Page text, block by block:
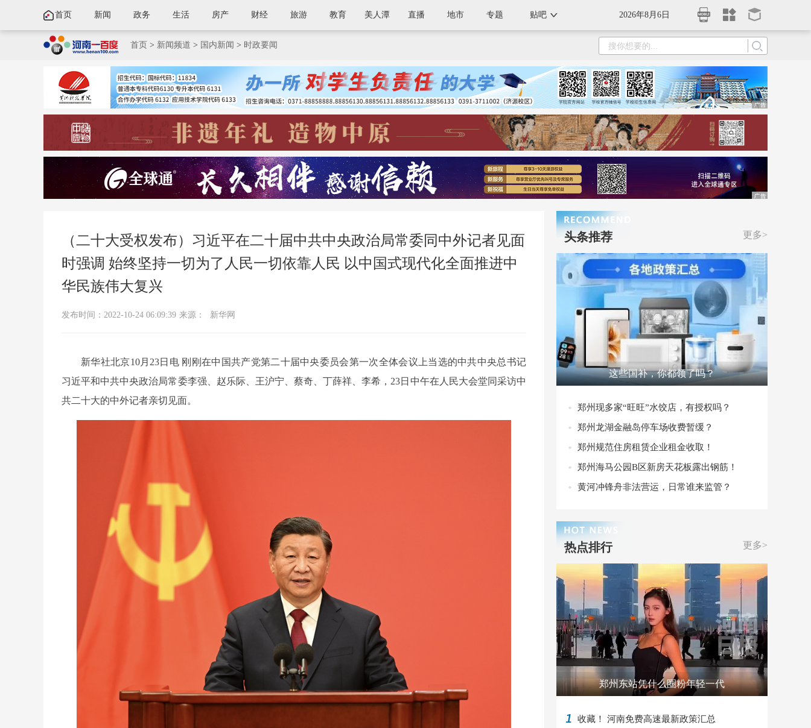
2026年8月6日
首页 新闻 政务 生活 房产 财经 旅游 教育 美人潭 直播 地市 专题 贴吧
首页 > 新闻频道 > 国内新闻 > 时政要闻
（二十大受权发布）习近平在二十届中共中央政治局常委同中外记者见面
时强调 始终坚持一切为了人民一切依靠人民 以中国式现代化全面推进中
华民族伟大复兴
发布时间：2022-10-24 06:09:39 来源： 新华网
新华社北京10月23日电 刚刚在中国共产党第二十届中央委员会第一次全体会议上当选的中共中央总书记
习近平和中共中央政治局常委李强、赵乐际、王沪宁、蔡奇、丁薛祥、李希，23日中午在人民大会堂同采访中
共二十大的中外记者亲切见面。
更多>
头条推荐
这些国补，你都领了吗？
郑州现多家“旺旺”水饺店，有授权吗？
郑州龙湖金融岛停车场收费暂缓？
郑州规范住房租赁企业租金收取！
郑州海马公园B区新房天花板露出钢筋！
黄河冲锋舟非法营运，日常谁来监管？
更多>
热点排行
郑州东站凭什么圈粉年轻一代
收藏！ 河南免费高速最新政策汇总